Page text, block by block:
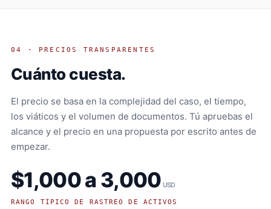
04 · PRECIOS TRANSPARENTES
Cuánto cuesta.
El precio se basa en la complejidad del caso, el tiempo,
los viáticos y el volumen de documentos. Tú apruebas el
alcance y el precio en una propuesta por escrito antes de
empezar.
$1,000 a 3,000 USD
RANGO TÍPICO DE RASTREO DE ACTIVOS